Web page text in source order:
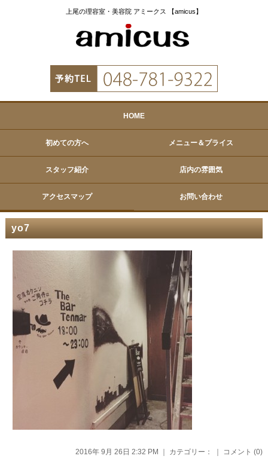
上尾の理容室・美容院 アミークス 【amicus】
HOME
初めての方へ メニュー＆プライス
スタッフ紹介 店内の雰囲気
アクセスマップ お問い合わせ
yo7
2016年 9月 26日 2:32 PM ｜ カテゴリー： ｜ コメント (0)